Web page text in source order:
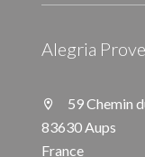
Alegria
59 Chemin
83630 Aups
France